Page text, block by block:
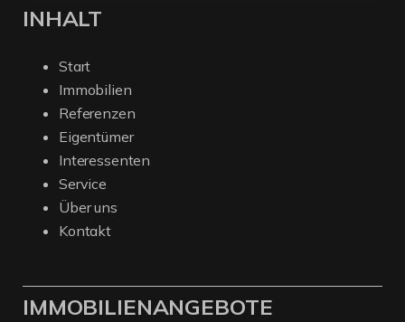
INHALT
Start
Immobilien
Referenzen
Eigentümer
Interessenten
Service
Über uns
Kontakt
IMMOBILIENANGEBOTE